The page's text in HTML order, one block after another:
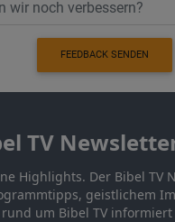
FEEDBACK SENDEN
TV
Highlights. Der Bibel TV
geistlichem
um Bibel TV informiert